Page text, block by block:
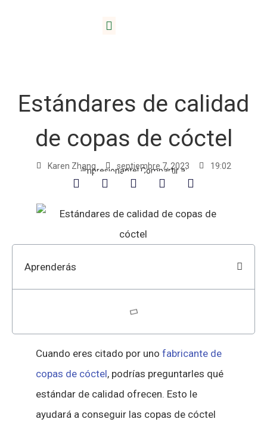
/ Normas de calidad de copas de cóctel
Estándares de calidad
de copas de cóctel
Karen Zhang septiembre 7, 2023 19:02
¡Impresionante! Compartir a:
Aprenderás
Cuando eres citado por uno fabricante de
copas de cóctel, podrías preguntarles qué
estándar de calidad ofrecen. Esto le
ayudará a conseguir las copas de cóctel